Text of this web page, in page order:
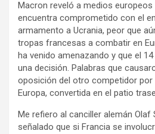
Macron reveló a medios
encuentra comprometido con el
armamento a Ucrania, peor que
tropas francesas a combatir en
ha venido amenazando y que el
una decisión. Palabras que
oposición del otro competidor por
Europa, convertida en el patio
Me refiero al canciller alemán Olaf
señalado que si Francia se